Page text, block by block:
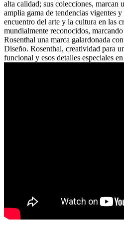
alta calidad; sus colecciones, marcan
amplia gama de tendencias vigentes
encuentro del arte y la cultura en las
mundialmente reconocidos,
Rosenthal una marca galardonada
Diseño. Rosenthal, creatividad para
funcional y esos detalles especiales